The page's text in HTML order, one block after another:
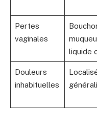
Pertes
vaginales
liquide
Douleurs
inhabituelles